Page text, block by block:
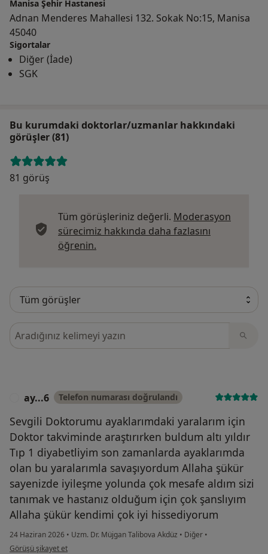
Manisa Şehir Hastanesi
Adnan Menderes Mahallesi 132. Sokak No:15, Manisa
45040
Sigortalar
Diğer (İade)
SGK
Bu kurumdaki doktorlar/uzmanlar hakkındaki
görüşler (81)
81 görüş
Tüm görüşleriniz değerli. Moderasyon
sürecimiz hakkında daha fazlasını
öğrenin.
Görüşler içerisinde ara
ay...6 Telefon numarası doğrulandı
Sevgili Doktorumu ayaklarımdaki yaralarım için
Doktor takviminde araştırırken buldum altı yıldır
Tıp 1 diyabetliyim son zamanlarda ayaklarımda
olan bu yaralarımla savaşıyordum Allaha şükür
sayenizde iyileşme yolunda çok mesafe aldım sizi
tanımak ve hastanız olduğum için çok şanslıyım
Allaha şükür kendimi çok iyi hissediyorum
24 Haziran 2026 • Uzm. Dr. Müjgan Talibova Akdüz • Diğer •
kullanıcının görüşüne göre ay...6
Görüşü şikayet et